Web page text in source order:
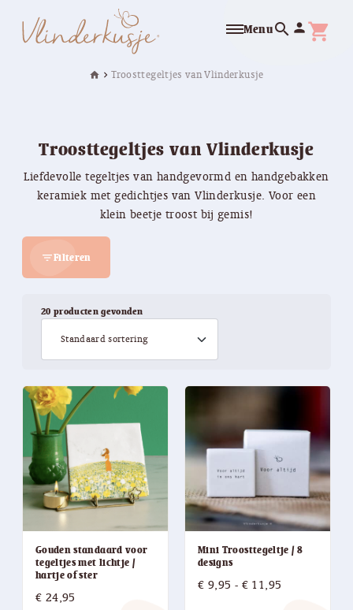
Menusearch person shopping_cart
home chevron_rightTroosttegeltjes van Vlinderkusje
Troosttegeltjes van Vlinderkusje
Liefdevolle tegeltjes van handgevormd en handgebakken
keramiek met gedichtjes van Vlinderkusje. Voor een
klein beetje troost bij gemis!
filter_listFilteren
20 producten gevonden
Gouden standaard voor
tegeltjes met lichtje /
hartje of ster
€ 24,95
Mini Troosttegeltje / 8
designs
€ 9,95 - € 11,95